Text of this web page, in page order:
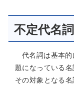
不定代名
代名詞は基本
題になっている
その対象となる